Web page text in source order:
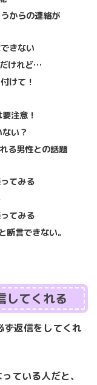
からの連絡が
きない
だけれど…
けて！
注意！
い？
る男性との話題
てみる
てみる
断言できない。
してくれる
ず返信をしてくれ
ている人だと、